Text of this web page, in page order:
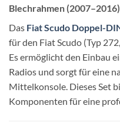
Blechrahmen (2007–2016)
Das Fiat Scudo Doppel-
für den Fiat Scudo (Typ
Es ermöglicht den Einbau
Radios und sorgt für eine
Mittelkonsole. Dieses Set
Komponenten für eine